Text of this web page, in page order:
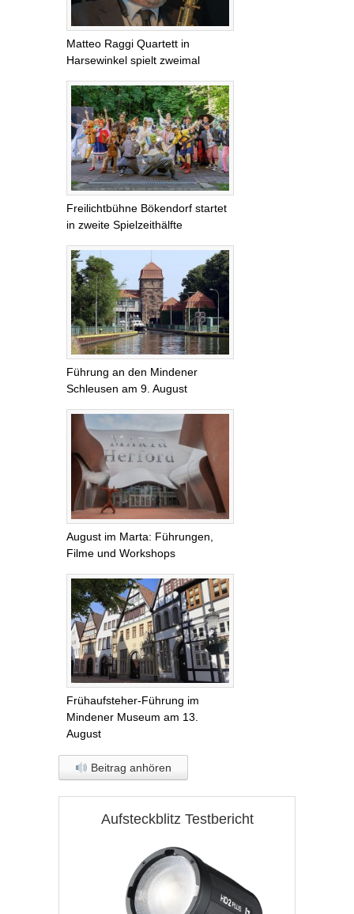
Matteo Raggi Quartett in
Harsewinkel spielt zweimal
Freilichtbühne Bökendorf startet
in zweite Spielzeithälfte
Führung an den Mindener
Schleusen am 9. August
August im Marta: Führungen,
Filme und Workshops
Frühaufsteher-Führung im
Mindener Museum am 13.
August
Beitrag anhören
Aufsteckblitz Testbericht